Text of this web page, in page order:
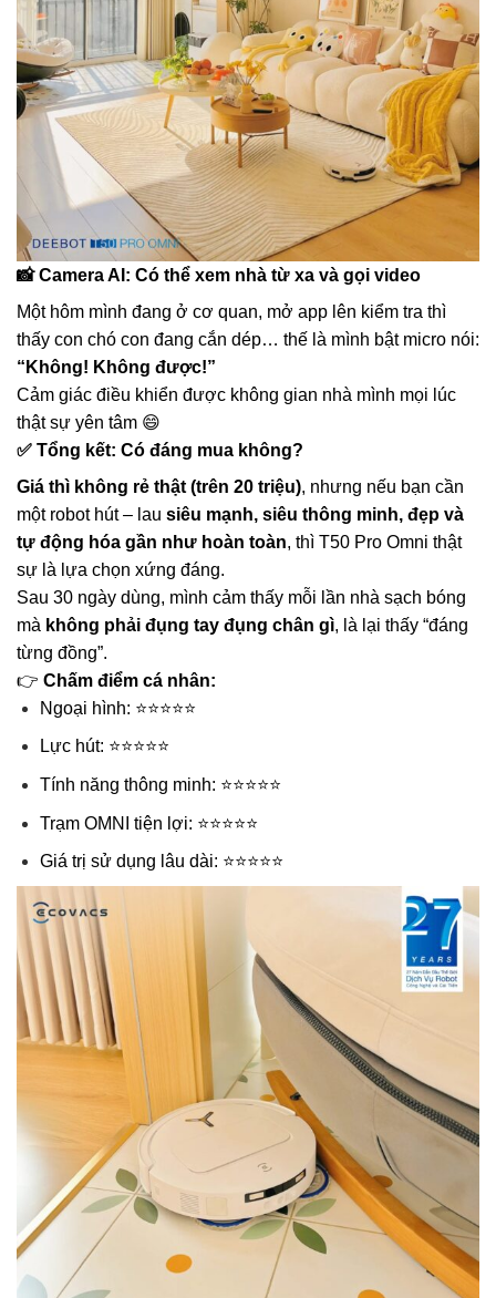
📸Camera AI: Có thể xem nhà từ xa và gọi video
Một hôm mình đang ở cơ quan, mở app lên kiểm tra thì
thấy con chó con đang cắn dép… thế là mình bật micro nói:
“Không! Không được!”
Cảm giác điều khiển được không gian nhà mình mọi lúc
thật sự yên tâm 😄
✅ Tổng kết: Có đáng mua không?
Giá thì không rẻ thật (trên 20 triệu), nhưng nếu bạn cần
một robot hút – lau siêu mạnh, siêu thông minh, đẹp và
tự động hóa gần như hoàn toàn, thì T50 Pro Omni thật
sự là lựa chọn xứng đáng.
Sau 30 ngày dùng, mình cảm thấy mỗi lần nhà sạch bóng
mà không phải đụng tay đụng chân gì, là lại thấy “đáng
từng đồng”.
👉 Chấm điểm cá nhân:
Ngoại hình: ⭐⭐⭐⭐⭐
Lực hút: ⭐⭐⭐⭐⭐
Tính năng thông minh: ⭐⭐⭐⭐⭐
Trạm OMNI tiện lợi: ⭐⭐⭐⭐⭐
Giá trị sử dụng lâu dài: ⭐⭐⭐⭐⭐